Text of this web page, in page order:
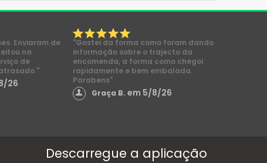
Enviaram de
na
de
26
"Gostei da forma como foram dando
informação sobre o trajecto da
encomenda, a forma como chegoi
rapidamente e bem embalada.
Parabens"
Graça B. em 5/8/26
Descarregue a aplicação